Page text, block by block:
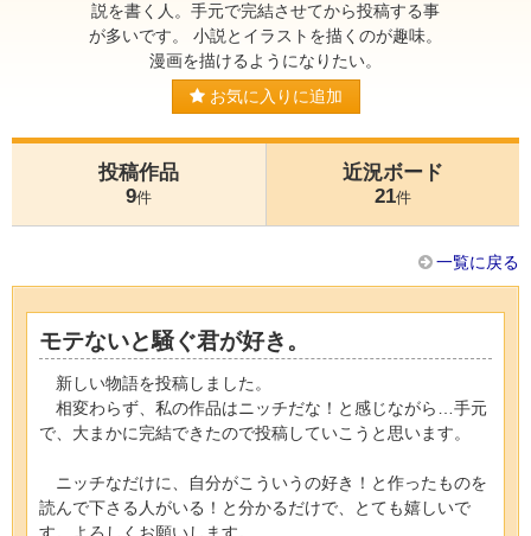
説を書く人。手元で完結させてから投稿する事
が多いです。 小説とイラストを描くのが趣味。
漫画を描けるようになりたい。
お気に入りに追加
投稿作品
9件
近況ボード
21件
一覧に戻る
モテないと騒ぐ君が好き。
新しい物語を投稿しました。
相変わらず、私の作品はニッチだな！と感じながら…手元
で、大まかに完結できたので投稿していこうと思います。
ニッチなだけに、自分がこういうの好き！と作ったものを
読んで下さる人がいる！と分かるだけで、とても嬉しいで
す。よろしくお願いします。